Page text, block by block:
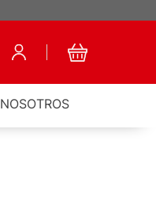
NOSOTROS